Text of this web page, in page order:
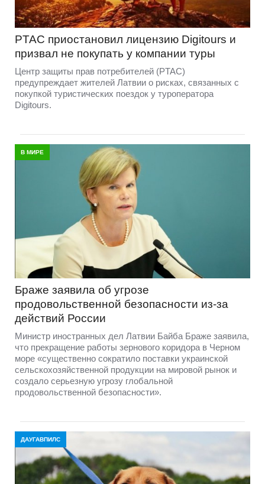
PTAC приостановил лицензию Digitours и
призвал не покупать у компании туры
Центр защиты прав потребителей (PTAC)
предупреждает жителей Латвии о рисках, связанных с
покупкой туристических поездок у туроператора
Digitours.
В МИРЕ
Браже заявила об угрозе
продовольственной безопасности из-за
действий России
Министр иностранных дел Латвии Байба Браже заявила,
что прекращение работы зернового коридора в Черном
море «существенно сократило поставки украинской
сельскохозяйственной продукции на мировой рынок и
создало серьезную угрозу глобальной
продовольственной безопасности».
ДАУГАВПИЛС